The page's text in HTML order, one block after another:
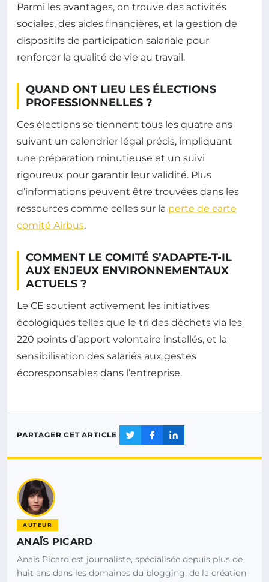
Parmi les avantages, on trouve des activités
sociales, des aides financières, et la gestion de
dispositifs de participation salariale pour
renforcer la qualité de vie au travail.
QUAND ONT LIEU LES ÉLECTIONS
PROFESSIONNELLES ?
Ces élections se tiennent tous les quatre ans
suivant un calendrier légal précis, impliquant
une préparation minutieuse et un suivi
rigoureux pour garantir leur validité. Plus
d’informations peuvent être trouvées dans les
ressources comme celles sur la perte de carte
comité Airbus.
COMMENT LE COMITÉ S’ADAPTE-T-IL
AUX ENJEUX ENVIRONNEMENTAUX
ACTUELS ?
Le CE soutient activement les initiatives
écologiques telles que le tri des déchets via les
220 points d’apport volontaire installés, et la
sensibilisation des salariés aux gestes
écoresponsables dans l’entreprise.
PARTAGER CET ARTICLE
AUTEUR
ANAÏS PICARD
Anaïs Picard est journaliste, spécialisée depuis plus de
huit ans dans les domaines du blogging, de la création